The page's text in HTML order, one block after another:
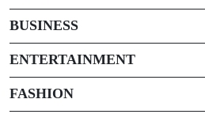
BUSINESS
ENTERTAINMENT
FASHION